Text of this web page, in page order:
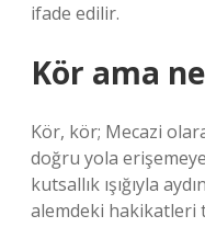
ifade edilir.
Kör ama
Kör, kör; Mecazi
doğru yola
kutsallık ışığıyla
alemdeki hakikatleri